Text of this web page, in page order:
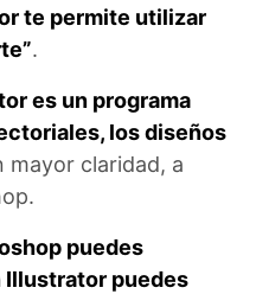
te permite utilizar
.
es un programa
los diseños
mayor claridad, a
puedes
Illustrator puedes